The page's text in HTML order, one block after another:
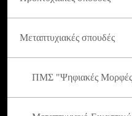
Μεταπτυχιακές σπουδές
ΠΜΣ "Ψηφιακές Μορφές